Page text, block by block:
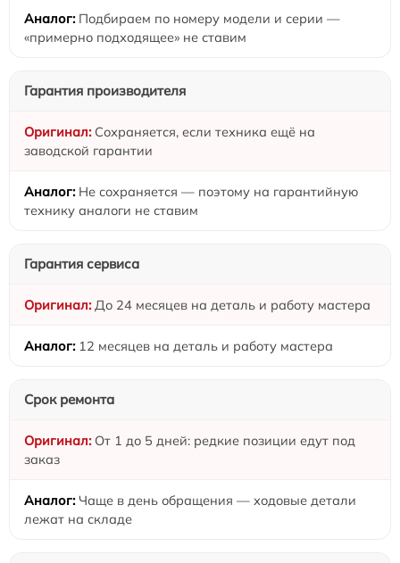
Подбираем по номеру модели и серии —
«примерно подходящее» не ставим
Гарантия производителя
Сохраняется, если техника ещё на
заводской гарантии
Не сохраняется — поэтому на гарантийную
технику аналоги не ставим
Гарантия сервиса
До 24 месяцев на деталь и работу мастера
12 месяцев на деталь и работу мастера
Срок ремонта
От 1 до 5 дней: редкие позиции едут под
заказ
Чаще в день обращения — ходовые детали
лежат на складе